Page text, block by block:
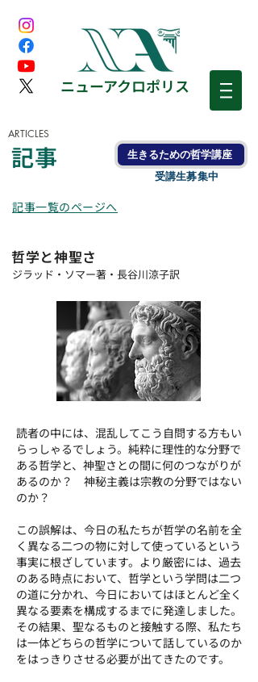
​ニューアクロポリス
ARTICLES
記事 生きるための哲学講座
受講生募集中
記事一覧のページへ
哲学と神聖さ
ジラッド・ソマー著・長谷川涼子訳
読者の中には、混乱してこう自問する方もい
らっしゃるでしょう。純粋に理性的な分野で
ある哲学と、神聖さとの間に何のつながりが
あるのか？ 神秘主義は宗教の分野ではない
のか？
この誤解は、今日の私たちが哲学の名前を全
く異なる二つの物に対して使っているという
事実に根ざしています。より厳密には、過去
のある時点において、哲学という学問は二つ
の道に分かれ、今日においてはほとんど全く
異なる要素を構成するまでに発達しました。
その結果、聖なるものと接触する際、私たち
は一体どちらの哲学について話しているのか
をはっきりさせる必要が出てきたのです。